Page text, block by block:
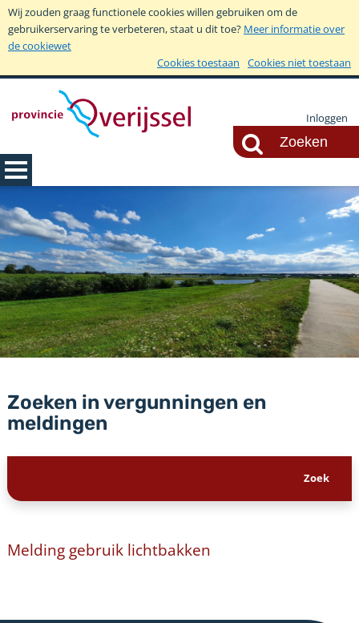
Wij zouden graag functionele cookies willen gebruiken om de
gebruikerservaring te verbeteren, staat u dit toe? Meer informatie over
de cookiewet
Cookies toestaan
Cookies niet toestaan
Inloggen
Zoeken in vergunningen en
meldingen
Melding gebruik lichtbakken